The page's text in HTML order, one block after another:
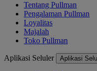
Tentang Pullman
Pengalaman Pullman
Loyalitas
Majalah
Toko Pullman
Aplikasi Seluler Aplikasi